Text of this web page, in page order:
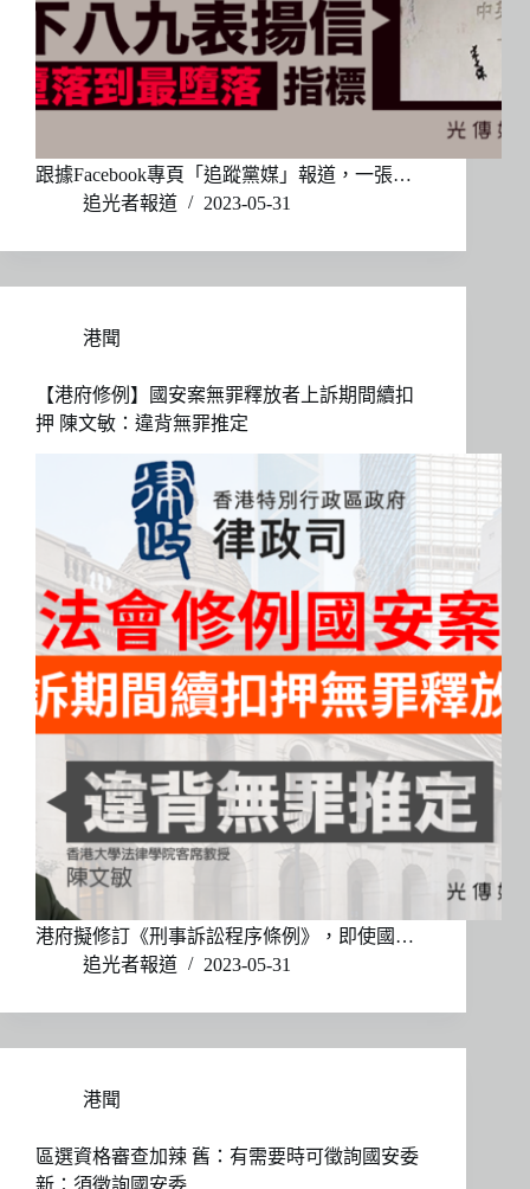
跟據Facebook專頁「追蹤黨媒」報道，一張…
追光者報道
2023-05-31
港聞
【港府修例】國安案無罪釋放者上訴期間續扣
押 陳文敏：違背無罪推定
港府擬修訂《刑事訴訟程序條例》，即使國…
追光者報道
2023-05-31
港聞
區選資格審查加辣 舊：有需要時可徵詢國安委